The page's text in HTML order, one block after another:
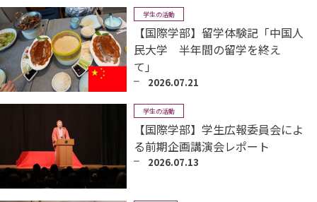
学生の活動
【国際学部】留学体験記「中国人
民大学 半年間の留学を終え
て」
2026.07.21
学生の活動
【国際学部】学生広報委員会によ
る前期企画講演会レポート
2026.07.13